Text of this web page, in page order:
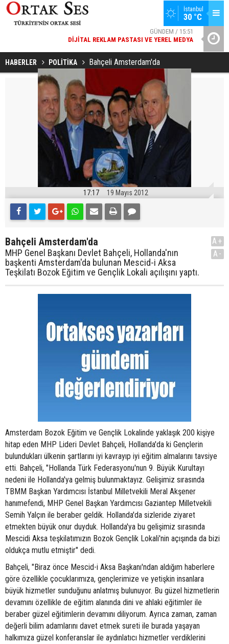
İstanbul
30 °C
GÜNDEM / 15:51
DIJITAL REKLAM PASTASI VE YEREL MEDYA
SPOR / 14:20
HABERLER POLİTİKA Bahçeli Amsterdam'da
17:17 19 Mayıs 2012
Bahçeli Amsterdam'da
MHP Genel Başkanı Devlet Bahçeli, Hollanda'nın
başkenti Amsterdam'da bulunan Mescid-i Aksa
Teşkilatı Bozok Eğitim ve Gençlik Lokali açılışını yaptı.
A+
A-
Amsterdam Bozok Eğitim ve Gençlik Lokalinde yaklaşık 200 kişiye
hitap eden MHP Lideri Devlet Bahçeli, Hollanda'da ki Gençlerin
bulundukları ülkenin şartlarını iyi kavrayıp iyi eğitim almalarını tavsiye
etti. Bahçeli, "Hollanda Türk Federasyonu'nun 9. Büyük Kurultayı
nedeni ile Hollanda'ya gelmiş bulunmaktayız. Gelişimiz sırasında
TBMM Başkan Yardımcısı İstanbul Milletvekili Meral Akşener
hanımefendi, MHP Genel Başkan Yardımcısı Gaziantep Milletvekili
Semih Yalçın ile beraber geldik. Hollanda'da sizleride ziyaret
etmekten büyük onur duyduk. Hollanda'ya bu gelişimiz sırasında
Mescidi Aksa teşkilatımızın Bozok Gençlik Lokali'nin açışında da bizi
oldukça mutlu etmiştir" dedi.
Bahçeli, "Biraz önce Mescid-i Aksa Başkanı'ndan aldığım haberlere
göre özellikle çocuklarımıza, gençlerimize ve yetişkin insanlara
büyük hizmetler sunduğunu anlatmış bulunuyor. Bu güzel hizmetlerin
devamını özellikle de eğitim alanında dini ve ahlaki eğitimler ile
beraber güzel eğitimlerin devamını diliyorum. Ayrıca zaman, zaman
değerli bilim adamlarını davet etmek sureti ile burada yaşayan
halkımıza güzel konferanslar ile aydınlatıcı hizmetler verdiklerini